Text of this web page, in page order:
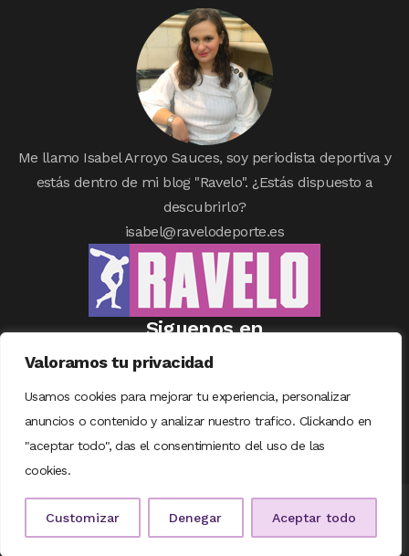
Valoramos tu privacidad
Usamos cookies para mejorar tu experiencia, personalizar
anuncios o contenido y analizar nuestro trafico. Clickando en
"aceptar todo", das el consentimiento del uso de las
cookies.
Customizar Denegar Aceptar todo
Me llamo Isabel Arroyo Sauces, soy periodista deportiva y
estás dentro de mi blog "Ravelo". ¿Estás dispuesto a
descubrirlo?
isabel@ravelodeporte.es
Siguenos en